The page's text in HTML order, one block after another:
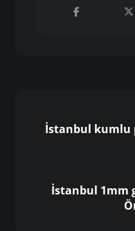
İstanbul kumlu
İstanbul 1mm